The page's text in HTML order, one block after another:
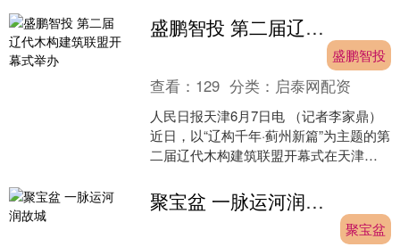
特色主题展....
盛鹏智投 第二届辽代木构建筑联盟开幕式举办
盛鹏智投
查看： 129 分类： 启泰网配资
人民日报天津6月7日电 （记者李家鼎）
近日，以“辽构千年·蓟州新篇”为主题的第
二届辽代木构建筑联盟开幕式在天津市
冀晋辽等地的古....
聚宝盆 一脉运河润故城
聚宝盆